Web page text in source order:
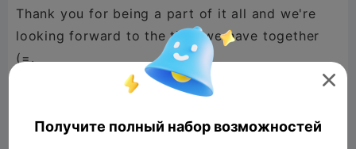
Thank you for being a part of it all and we're
looking forward to the time we have together
(=.
Your Brainbits3D Team <3

Получите полный набор возможностей